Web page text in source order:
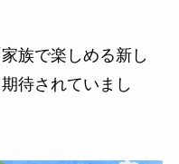
族で楽しめる新し
待されていまし